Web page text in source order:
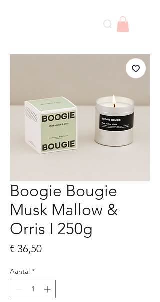
Boogie Bougie
Musk Mallow &
Orris I 250g
€ 36,50Prijs
Aantal *